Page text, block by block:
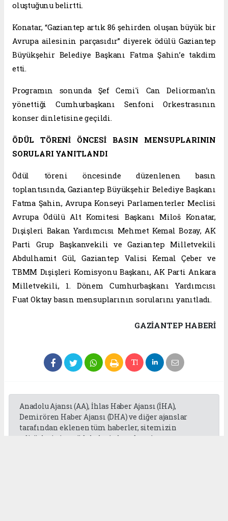
oluştuğunu belirtti.
Konatar, “Gaziantep artık 86 şehirden oluşan büyük bir
Avrupa ailesinin parçasıdır” diyerek ödülü Gaziantep
Büyükşehir Belediye Başkanı Fatma Şahin’e takdim
etti.
Programın sonunda Şef Cemi'i Can Deliorman’ın
yönettiği Cumhurbaşkanı Senfoni Orkestrasının
konser dinletisine geçildi.
ÖDÜL TÖRENİ ÖNCESİ BASIN MENSUPLARININ
SORULARI YANITLANDI
Ödül töreni öncesinde düzenlenen basın
toplantısında, Gaziantep Büyükşehir Belediye Başkanı
Fatma Şahin, Avrupa Konseyi Parlamenterler Meclisi
Avrupa Ödülü Alt Komitesi Başkanı Miloš Konatar,
Dışişleri Bakan Yardımcısı Mehmet Kemal Bozay, AK
Parti Grup Başkanvekili ve Gaziantep Milletvekili
Abdulhamit Gül, Gaziantep Valisi Kemal Çeber ve
TBMM Dışişleri Komisyonu Başkanı, AK Parti Ankara
Milletvekili, 1. Dönem Cumhurbaşkanı Yardımcısı
Fuat Oktay basın mensuplarının sorularını yanıtladı.
GAZIANTEP HABERİ
Anadolu Ajansı (AA), İhlas Haber Ajansı (İHA),
Demirören Haber Ajansı (DHA) ve diğer ajanslar
tarafından eklenen tüm haberler, sitemizin
editörlerinin müdahalesi olmadan ajans